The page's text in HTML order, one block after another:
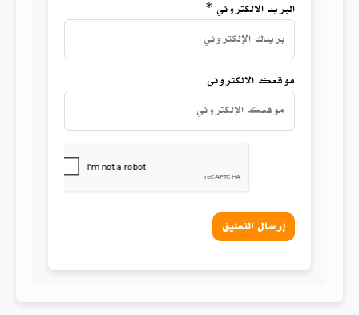
البريد الالكتروني *
موقعك الالكتروني
إرسال التعليق